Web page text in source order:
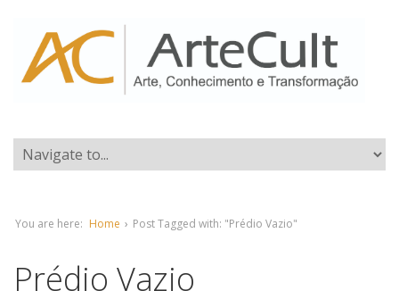
You are here: Home › Post Tagged with: "Prédio Vazio"
Prédio Vazio